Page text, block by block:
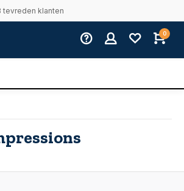
tevreden klanten
0